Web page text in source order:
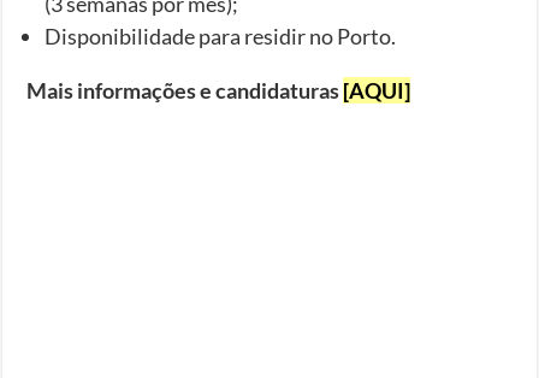
Disponibilidade para residir no Porto.
Mais informações e candidaturas[AQUI]